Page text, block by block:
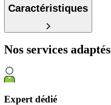
Caractéristiques
Nos services adaptés
Expert dédié